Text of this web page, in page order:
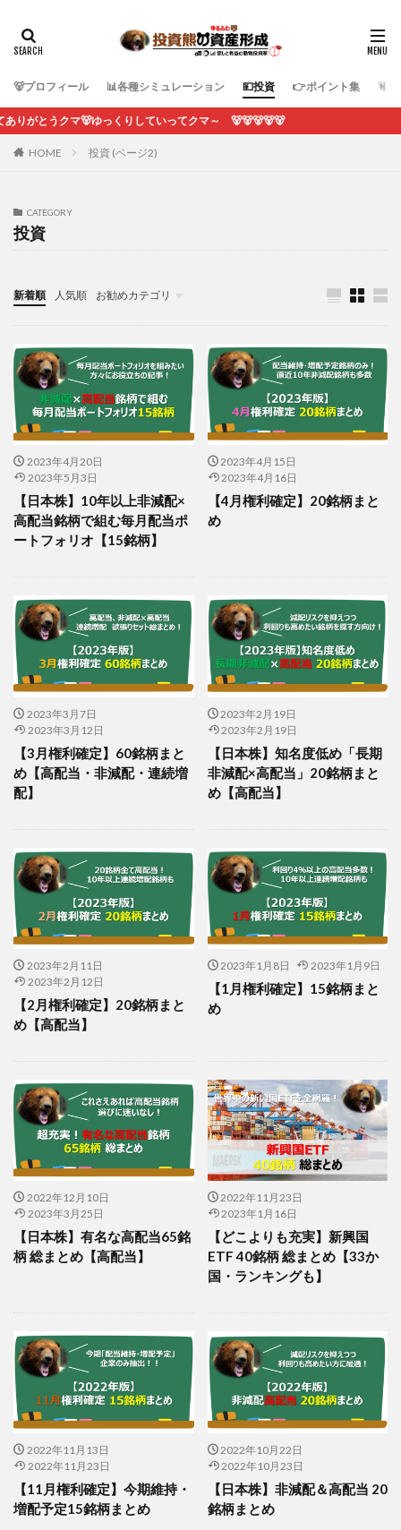
🐻プロフィール 📊各種シミュレーション 💴投資 👉ポイント集 🐻
うクマ🐻ゆっくりしていってクマ～ 🐻🐻🐻🐻🐻
HOME 投資 (ページ2)
CATEGORY
投資
新着順 人気順 お勧めカテゴリ
各種シミュレーション
2023年4月20日
2023年5月3日
【日本株】10年以上非減配×
高配当銘柄で組む毎月配当ポ
ートフォリオ【15銘柄】
2023年4月15日
2023年4月16日
【4月権利確定】20銘柄まと
め
2023年3月7日
2023年3月12日
【3月権利確定】60銘柄まと
め【高配当・非減配・連続増
配】
2023年2月19日
2023年2月19日
【日本株】知名度低め「長期
非減配×高配当」20銘柄まと
め【高配当】
2023年2月11日
2023年2月12日
【2月権利確定】20銘柄まと
め【高配当】
2023年1月8日 2023年1月9日
【1月権利確定】15銘柄まと
め
2022年12月10日
2023年3月25日
【日本株】有名な高配当65銘
柄 総まとめ【高配当】
2022年11月23日
2023年1月16日
【どこよりも充実】新興国
ETF 40銘柄 総まとめ【33か
国・ランキングも】
2022年11月13日
2022年11月23日
【11月権利確定】今期維持・
増配予定15銘柄まとめ
2022年10月22日
2022年10月23日
【日本株】非減配＆高配当 20
銘柄まとめ